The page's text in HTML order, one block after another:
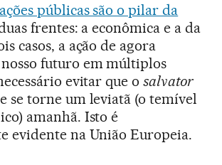
públicas são o pilar da
frentes: a econômica e a da
casos, a ação de agora
futuro em múltiplos
evitar que osalvator
se torne um leviatã (o temível
amanhã. Isto é
evidente na União Europeia.